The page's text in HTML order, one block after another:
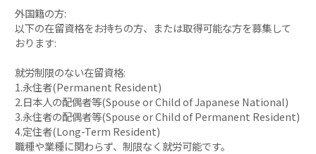
外国籍の方:
以下の在留資格をお持ちの方、または取得可能な方を募集して
おります:
就労制限のない在留資格:
1.永住者(Permanent Resident)
2.日本人の配偶者等(Spouse or Child of Japanese National)
3.永住者の配偶者等(Spouse or Child of Permanent Resident)
4.定住者(Long-Term Resident)
職種や業種に関わらず、制限なく就労可能です。